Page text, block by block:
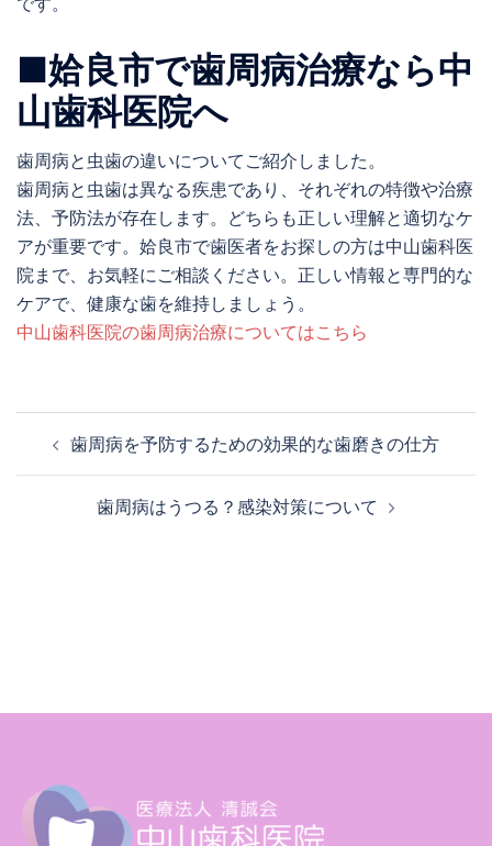
■姶良市で歯周病治療なら中
山歯科医院へ
歯周病と虫歯の違いについてご紹介しました。
歯周病と虫歯は異なる疾患であり、それぞれの特徴や治療
法、予防法が存在します。どちらも正しい理解と適切なケ
アが重要です。姶良市で歯医者をお探しの方は中山歯科医
院まで、お気軽にご相談ください。正しい情報と専門的な
ケアで、健康な歯を維持しましょう。
中山歯科医院の歯周病治療についてはこちら
歯周病を予防するための効果的な歯磨きの仕方
歯周病はうつる？感染対策について